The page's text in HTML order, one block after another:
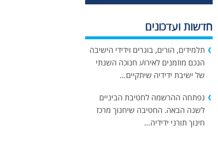
חדשות ועדכונים
תלמידים, הורים, בוגרים וידידי הישיבה
הנכם מוזמנים לאירוע חנוכה השנתי
של ישיבת ידידיה שיתקיים…
נפתחה ההרשמה לחטיבת הביניים
לשנה הבאה. החטיבה שיחנוך מרכז
חינוך תורני ידידיה…